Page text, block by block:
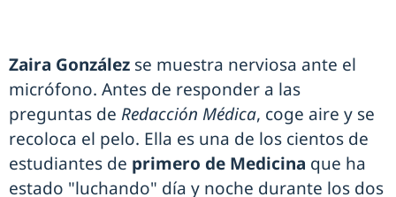
Zaira González se muestra nerviosa ante el
micrófono. Antes de responder a las
preguntas de Redacción Médica, coge aire y se
recoloca el pelo. Ella es una de los cientos de
estudiantes de primero de Medicina que ha
estado "luchando" día y noche durante los dos